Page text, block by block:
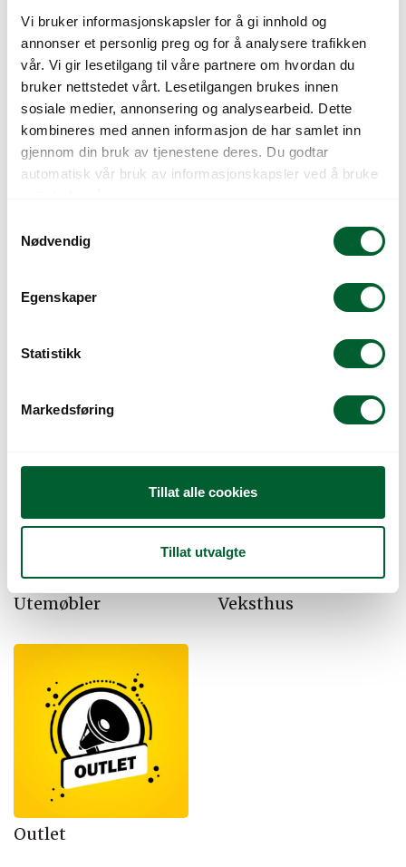
Vi bruker informasjonskapsler for å gi innhold og
annonser et personlig preg og for å analysere trafikken
vår. Vi gir lesetilgang til våre partnere om hvordan du
bruker nettstedet vårt. Lesetilgangen brukes innen
sosiale medier, annonsering og analysearbeid. Dette
kombineres med annen informasjon de har samlet inn
gjennom din bruk av tjenestene deres. Du godtar
automatisk vår bruk av informasjonskapsler ved å bruke
Nødvendig
Egenskaper
Statistikk
Markedsføring
Tillat alle cookies
Tillat utvalgte
Selvvannings- og
nedgravingskasser
Selvvanningsrør
Solcelledrevet
Sykkelstativer
Utemøbler Veksthus
Outlet